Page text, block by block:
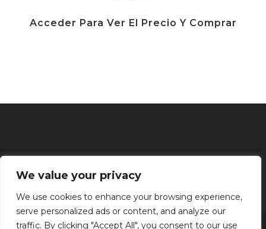
We value your privacy
We use cookies to enhance your browsing experience,
serve personalized ads or content, and analyze our
traffic. By clicking "Accept All", you consent to our use
Acceder Para Ver El Precio Y Comprar
Inicio Tratamientos faciales Depilación definitiva Clínica